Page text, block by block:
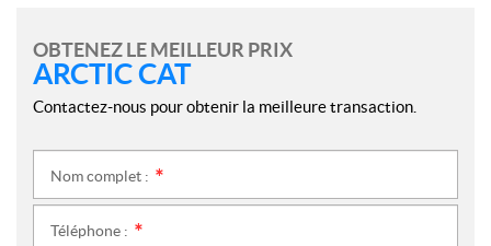
OBTENEZ LE MEILLEUR PRIX
ARCTIC CAT
Contactez-nous pour obtenir la meilleure transaction.
Nom complet :
Téléphone :